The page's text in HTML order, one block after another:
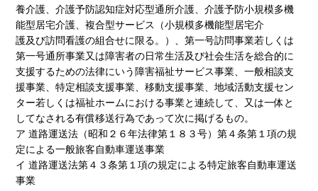
養介護、介護予防認知症対応型通所介護、介護予防小規模多機
能型居宅介護、複合型サービス（小規模多機能型居宅介
護及び訪問看護の組合せに限る。）、第一号訪問事業若しくは
第一号通所事業又は障害者の日常生活及び社会生活を総合的に
支援するための法律にいう障害福祉サービス事業、一般相談支
援事業、特定相談支援事業、移動支援事業、地域活動支援セン
ター若しくは福祉ホームにおける事業と連続して、又は一体と
してなされる有償移送行為であって次に掲げるもの。
ア 道路運送法（昭和２６年法律第１８３号）第４条第１項の規
定による一般旅客自動車運送事業
イ 道路運送法第４３条第１項の規定による特定旅客自動車運送
事業